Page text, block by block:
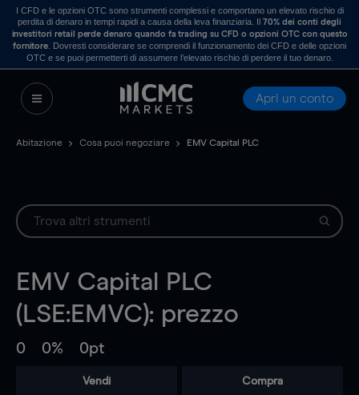
I CFD e le opzioni OTC sono strumenti complessi e comportano un elevato rischio di
perdita di denaro in tempi rapidi a causa della leva finanziaria. Il70% dei conti degli
investitori retail perde denaro quando fa trading su CFD o opzioni OTC con questo
fornitore . Dovresti considerare se comprendi il funzionamento dei CFD e delle opzioni
OTC e se puoi permetterti di assumere l’elevato rischio di perdere il tuo denaro.
Apri un conto
Abitazione Cosa puoi negoziare EMV Capital PLC
EMV Capital PLC
(LSE:EMVC): prezzo
0 0% 0pt
Vendi Compra